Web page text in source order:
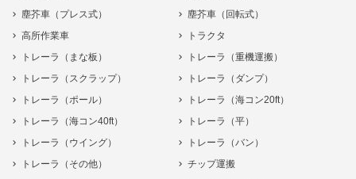
塵芥車（プレス式）
塵芥車（回転式）
高所作業車
トラクタ
トレーラ（まな板）
トレーラ（重機運搬）
トレーラ（スクラップ）
トレーラ（ダンプ）
トレーラ（ポール）
トレーラ（海コン20ft）
トレーラ（海コン40ft）
トレーラ（平）
トレーラ（ウイング）
トレーラ（バン）
トレーラ（その他）
チップ運搬